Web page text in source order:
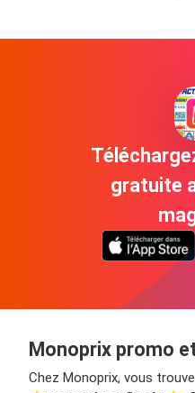
gratuite
Monoprix promo
Chez Monoprix, vous